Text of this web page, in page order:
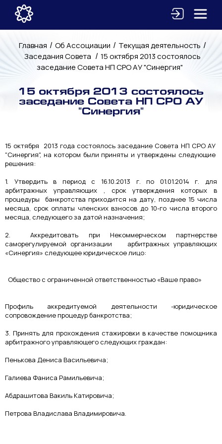
Главная / Об Ассоциации / Текущая деятельность /
Заседания Совета / 15 октября 2013 состоялось
заседание Совета НП СРО АУ "Синергия"
15 октября 2013 состоялось
заседание Совета НП СРО АУ
"Синергия"
15 октября 2013 года состоялось заседание Совета НП СРО АУ
"Синергия", на котором были приняты и утверждены следующие
решения:
1. Утвердить в период с 16.10.2013 г. по 01.01.2014 г. для
арбитражных управляющих , срок утверждения которых в
процедуры банкротства приходится на дату, позднее 15 числа
месяца, срок оплаты членских взносов до 10-го числа второго
месяца, следующего за датой назначения;
2. Аккредитовать при Некоммерческом партнерстве
саморегулируемой организации арбитражных управляющих
«Синергия» следующее юридическое лицо:
Общество с ограниченной ответственностью «Ваше право»
Профиль аккредитуемой деятельности -юридическое
сопровождение процедур банкротства;
3. Принять для прохождения стажировки в качестве помощника
арбитражного управляющего следующих граждан:
Пенькова Дениса Васильевича;
Галиева Фаниса Рамильевича;
Абдрашитова Вакиль Катировича;
Петрова Владислава Владимировича.